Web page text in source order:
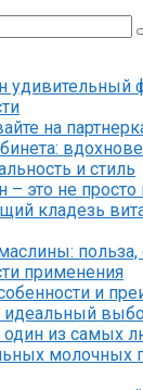
удивительный
на
и стиль
– это не просто
кладезь
польза,
применения
и
один из самых
молочных